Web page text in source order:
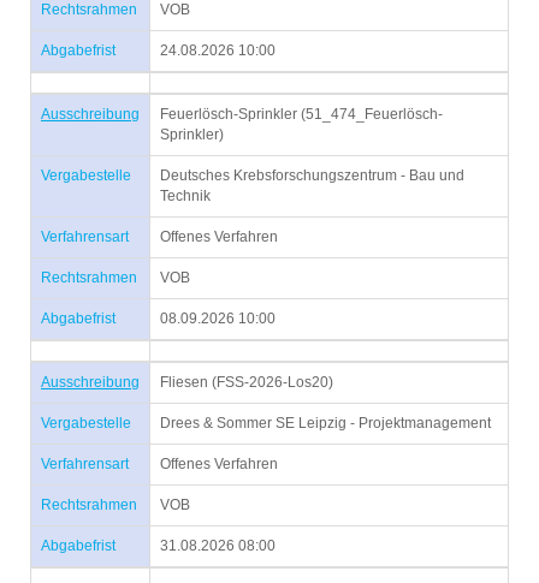
Rechtsrahmen VOB
Abgabefrist 24.08.2026 10:00
Ausschreibung
Feuerlösch-Sprinkler (51_474_Feuerlösch-
Sprinkler)
Vergabestelle
Deutsches Krebsforschungszentrum - Bau und
Technik
Verfahrensart Offenes Verfahren
Rechtsrahmen VOB
Abgabefrist 08.09.2026 10:00
Ausschreibung Fliesen (FSS-2026-Los20)
Vergabestelle Drees & Sommer SE Leipzig - Projektmanagement
Verfahrensart Offenes Verfahren
Rechtsrahmen VOB
Abgabefrist 31.08.2026 08:00